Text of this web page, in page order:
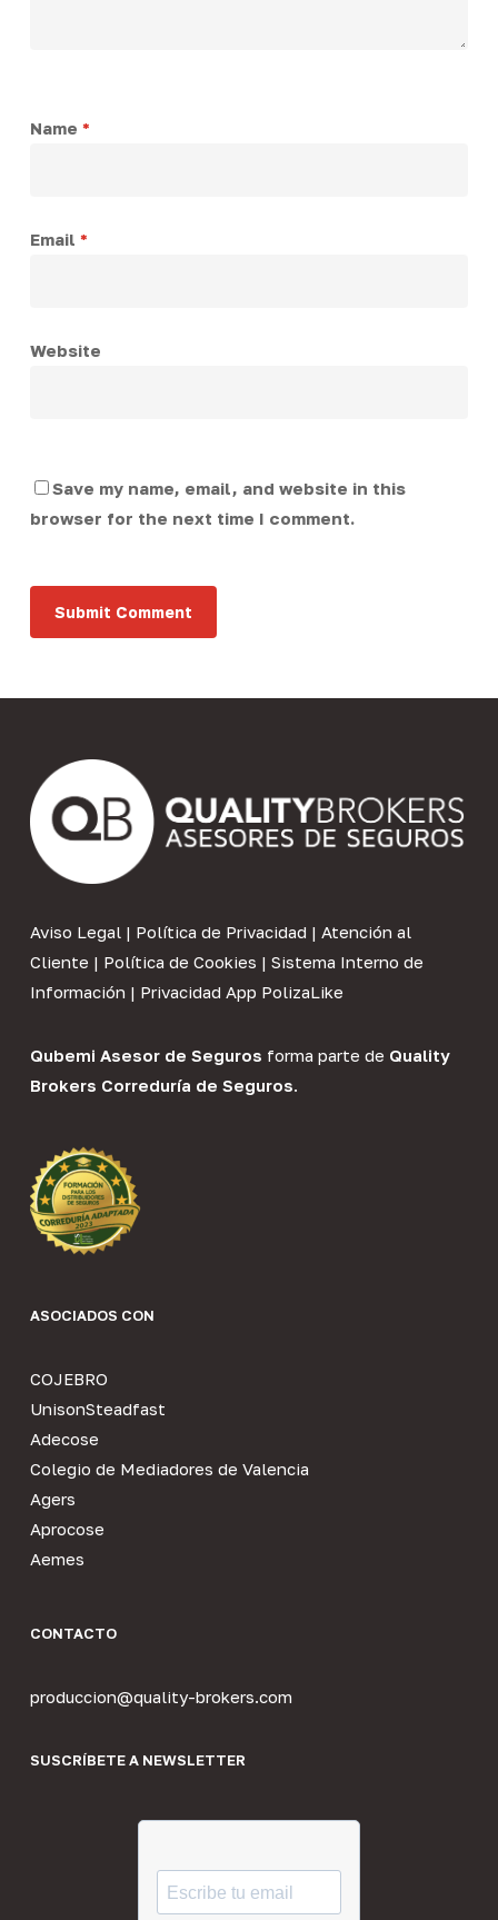
Name *
Email *
Website
Save my name, email, and website in this
browser for the next time I comment.
Aviso Legal| Política de Privacidad | Atención al
Cliente | Política de Cookies | Sistema Interno de
Información | Privacidad App PolizaLike
Qubemi Asesor de Seguros forma parte de Quality
Brokers Correduría de Seguros.
ASOCIADOS CON
COJEBRO
UnisonSteadfast
Adecose
Colegio de Mediadores de Valencia
Agers
Aprocose
Aemes
CONTACTO
produccion@quality-brokers.com
SUSCRÍBETE A NEWSLETTER